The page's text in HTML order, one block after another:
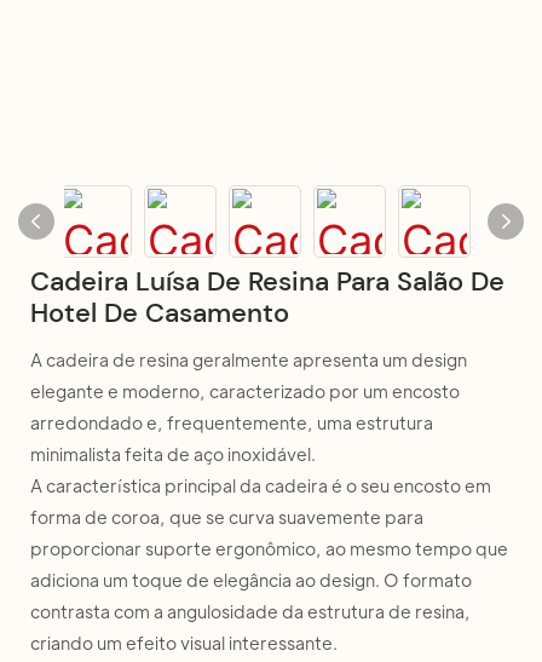
Cadeira Luísa De Resina Para Salão De
Hotel De Casamento
A cadeira de resina geralmente apresenta um design
elegante e moderno, caracterizado por um encosto
arredondado e, frequentemente, uma estrutura
minimalista feita de aço inoxidável.
A característica principal da cadeira é o seu encosto em
forma de coroa, que se curva suavemente para
proporcionar suporte ergonômico, ao mesmo tempo que
adiciona um toque de elegância ao design. O formato
contrasta com a angulosidade da estrutura de resina,
criando um efeito visual interessante.